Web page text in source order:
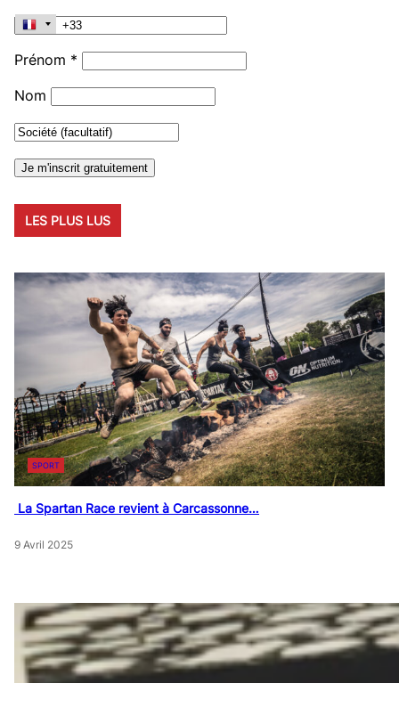
Prénom *
Nom
LES PLUS LUS
SPORT
La Spartan Race revient à Carcassonne…
9 Avril 2025